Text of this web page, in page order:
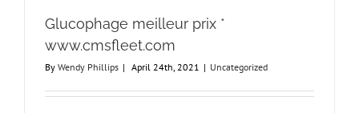
Glucophage meilleur prix *
www.cmsfleet.com
By Wendy Phillips | April 24th, 2021 | Uncategorized